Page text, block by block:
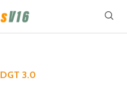
DGT 3.0